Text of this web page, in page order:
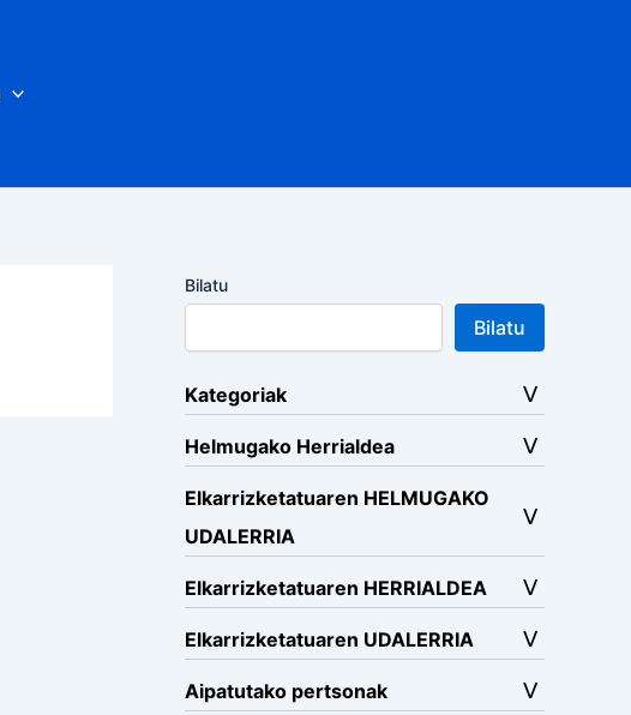
Bilatu
Bilatu
Kategoriak
Helmugako Herrialdea
Elkarrizketatuaren HELMUGAKO
UDALERRIA
Elkarrizketatuaren HERRIALDEA
Elkarrizketatuaren UDALERRIA
Aipatutako pertsonak